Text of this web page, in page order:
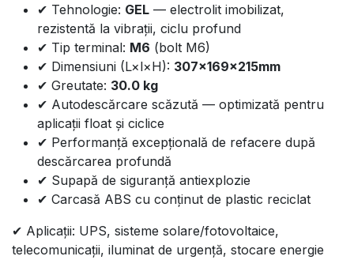
✔ Tehnologie: GEL — electrolit imobilizat,
rezistentă la vibrații, ciclu profund
✔ Tip terminal: M6 (bolt M6)
✔ Dimensiuni (L×l×H): 307x169x215mm
✔ Greutate: 30.0 kg
✔ Autodescărcare scăzută — optimizată pentru
aplicații float și ciclice
✔ Performanță excepțională de refacere după
descărcarea profundă
✔ Supapă de siguranță antiexplozie
✔ Carcasă ABS cu conținut de plastic reciclat
✔ Aplicații: UPS, sisteme solare/fotovoltaice,
telecomunicații, iluminat de urgență, stocare energie